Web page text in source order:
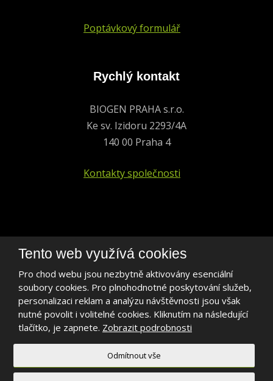
Poptávkový formulář
Rychlý kontakt
BIOGEN PRAHA s.r.o.
Ke sv. Izidoru 2293/4A
140 00 Praha 4
Kontakty společnosti
biogen@biogen.cz
LinkedIn
2026, BIOGEN PRAHA s.r.o.
Tento web využívá cookies
Pro chod webu jsou nezbytně aktivovány esenciální
soubory cookies. Pro plnohodnotné poskytování služeb,
personalizaci reklam a analýzu návštěvnosti jsou však
nutné povolit i volitelné cookies. Kliknutím na následující
tlačítko, je zapnete. Zobrazit podrobnosti
Odmítnout vše